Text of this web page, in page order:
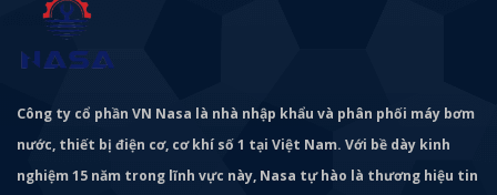
Công ty cổ phần VN Nasa là nhà nhập khẩu và phân phối máy bơm
nước, thiết bị điện cơ, cơ khí số 1 tại Việt Nam. Với bề dày kinh
nghiệm 15 năm trong lĩnh vực này, Nasa tự hào là thương hiệu tin